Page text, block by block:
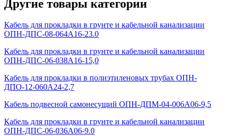
Другие товары категории
Кабель для прокладки в грунте и кабельной канализации
ОПН-ДПС-08-064А16-23.0
Кабель для прокладки в грунте и кабельной канализации
ОПН-ДПС-06-038А16-15,0
Кабель для прокладки в полиэтиленовых трубах ОПН-
ДПО-12-060А24-2,7
Кабель подвесной самонесущий ОПН-ДПМ-04-006А06-9,5
Кабель для прокладки в грунте и кабельной канализации
ОПН-ДПС-06-036А06-9.0